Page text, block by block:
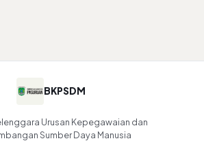
BKPSDM
Urusan Kepegawaian dan
Sumber Daya Manusia